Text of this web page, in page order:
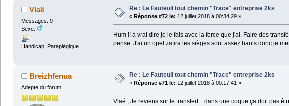
Vlaë
Messages: 9
Sexe:
Handicap: Paraplégique
Re : Le Fauteuil tout chemin "Trace" entreprise 2ks
« Réponse #72 le: 12 juillet 2018 à 00:34:29 »
Hum !! à vrai dire je le fais avec la force que j'ai. Faire des
pense. J'ai un opel zafira les sièges sont assez hauts donc je
Breizhfenua
Adepte du forum
Re : Le Fauteuil tout chemin "Trace" entreprise 2ks
« Réponse #71 le: 12 juillet 2018 à 00:17:41 »
Vlaé , Je reviens sur le transfert ...dans une coque ça doit pas